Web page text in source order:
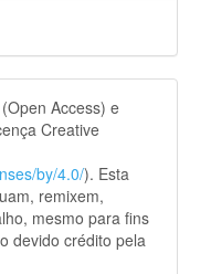
Access) e
Creative
by/4.0/). Esta
remixem,
mesmo para fins
devido crédito pela